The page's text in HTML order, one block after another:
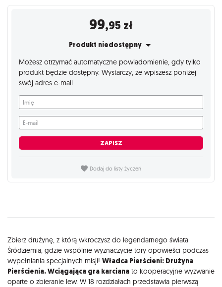
99,95 zł
Produkt niedostępny
Możesz otrzymać automatyczne powiadomienie, gdy tylko
produkt będzie dostępny. Wystarczy, że wpiszesz poniżej
swój adres e-mail.
Imię
E-mail
ZAPISZ
Dodaj do listy życzeń
Opis
Zbierz drużynę, z którą wkroczysz do legendarnego świata
Śródziemia, gdzie wspólnie wyznaczycie tory opowieści podczas
wypełniania specjalnych misji! Władca Pierścieni: Drużyna
Pierścienia. Wciągająca gra karciana to kooperacyjne wyzwanie
oparte o zbieranie lew. W 18 rozdziałach przedstawia pierwszą